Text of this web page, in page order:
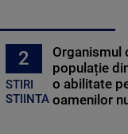
2
STIRI
STIINTA
Organismul
populație
o abilitate
oamenilor